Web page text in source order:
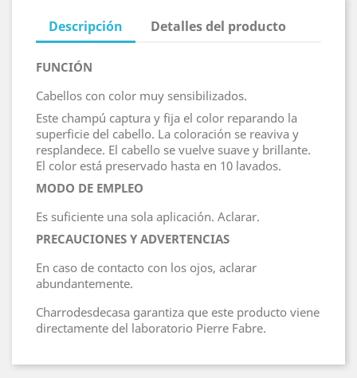
Descripción Detalles del producto
FUNCIÓN
Cabellos con color muy sensibilizados.
Este champú captura y fija el color reparando la
superficie del cabello. La coloración se reaviva y
resplandece. El cabello se vuelve suave y brillante.
El color está preservado hasta en 10 lavados.
MODO DE EMPLEO
Es suficiente una sola aplicación. Aclarar.
PRECAUCIONES Y ADVERTENCIAS
En caso de contacto con los ojos, aclarar
abundantemente.
Charrodesdecasa garantiza que este producto viene
directamente del laboratorio Pierre Fabre.